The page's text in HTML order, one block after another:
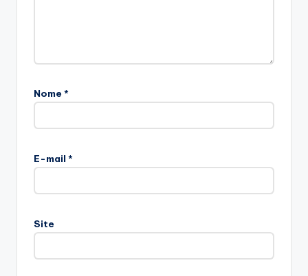
Nome *
E-mail *
Site